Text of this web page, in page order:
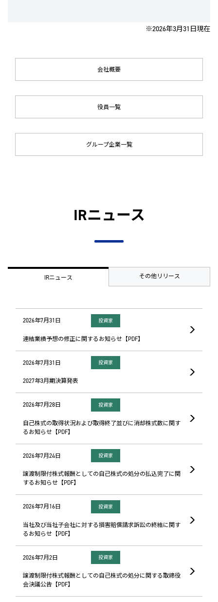
※2026年3月31日現在
会社概要
役員一覧
グループ企業一覧
IRニュース
IRニュース その他リリース
2026年7月31日 投資家
連結業績予想の修正に関するお知らせ【PDF】
2026年7月31日 投資家
2027年3月期決算発表
2026年7月28日 投資家
自己株式の取得状況および取得終了並びに消却株式数に関す
るお知らせ【PDF】
2026年7月24日 投資家
譲渡制限付株式報酬としての自己株式の処分の払込完了に関
するお知らせ【PDF】
2026年7月16日 投資家
当社及び当社子会社に対する損害賠償請求訴訟の終結に関す
るお知らせ【PDF】
2026年7月2日 投資家
譲渡制限付株式報酬としての自己株式の処分に関する取締役
会決議公告【PDF】